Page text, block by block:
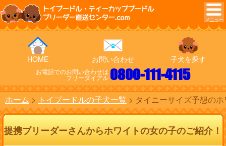
トイプードル・ティーカッププードル
ブリーダー直送センター.com
HOME お問い合わせ 子犬を探す
お電話でのお問い合わせは
フリーダイアル 0800-111-4115
ホーム トイプードルの子犬一覧 タイニーサイズ予想の
提携ブリーダーさんからホワイトの女の子のご紹介！